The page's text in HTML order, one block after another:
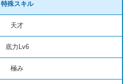
特殊スキル
天才
底力Lv6
極み